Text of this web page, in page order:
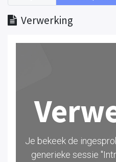
Verwerking
Je bekeek de
generieke sessie